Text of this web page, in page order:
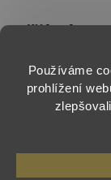
Používáme
prohlížení
Přijímáme